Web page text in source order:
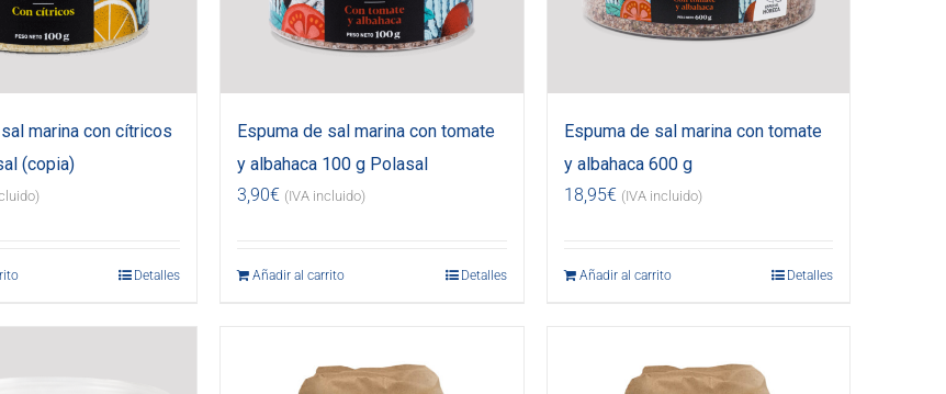
marina con cítricos
(copia)
Detalles
Espuma de sal marina con tomate
y albahaca 100 g Polasal
3,90€ (IVA incluido)
Añadir al carrito Detalles
Espuma de sal marina con tomate
y albahaca 600 g
18,95€ (IVA incluido)
Añadir al carrito Detalles